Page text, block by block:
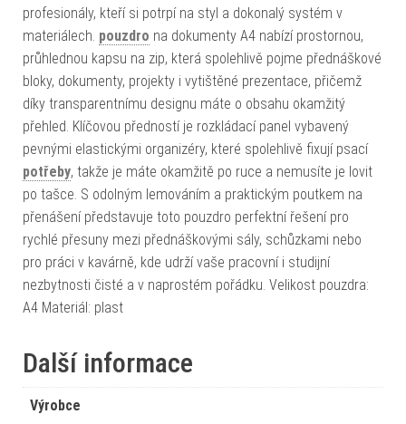
profesionály, kteří si potrpí na styl a dokonalý systém v
materiálech. pouzdro na dokumenty A4 nabízí prostornou,
průhlednou kapsu na zip, která spolehlivě pojme přednáškové
bloky, dokumenty, projekty i vytištěné prezentace, přičemž
díky transparentnímu designu máte o obsahu okamžitý
přehled. Klíčovou předností je rozkládací panel vybavený
pevnými elastickými organizéry, které spolehlivě fixují psací
potřeby, takže je máte okamžitě po ruce a nemusíte je lovit
po tašce. S odolným lemováním a praktickým poutkem na
přenášení představuje toto pouzdro perfektní řešení pro
rychlé přesuny mezi přednáškovými sály, schůzkami nebo
pro práci v kavárně, kde udrží vaše pracovní i studijní
nezbytnosti čisté a v naprostém pořádku. Velikost pouzdra:
A4 Materiál: plast
Další informace
Výrobce